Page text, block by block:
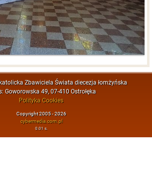
Zbawiciela Świata diecezja łomżyńska
Goworowska 49, 07-410 Ostrołęka
Polityka Cookies
Copyright 2005 - 2026
cybermedia.com.pl
0.01 s.